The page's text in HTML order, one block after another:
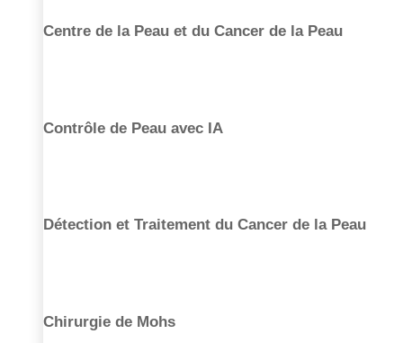
Centre de la Peau et du Cancer de la Peau
Contrôle de Peau avec IA
Détection et Traitement du Cancer de la Peau
Chirurgie de Mohs
Augmentation de fesses
Lifting bras
Ear Correction
Nose Correction